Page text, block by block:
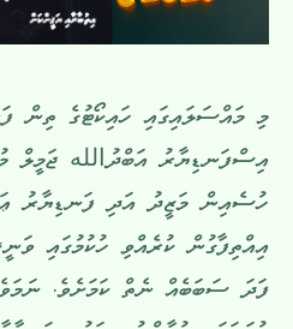
މި މައްސަލައިގައި ހައިކޯޓުގެ ތިން
އިސްފަނޑިޔާރު އަބްދުالله ޖަމީލް
ހުސެއިން މަޒީދު އަދި ފަނޑިޔާރު
އިއްތިފާގުން ކުރެއްވި ހުކުމުގައި
ފަދަ ސަބަބެއް ނެތް ކަމަށެވެ.